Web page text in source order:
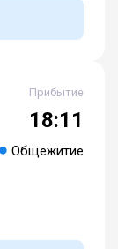
Прибытие
18:11
Общежитие